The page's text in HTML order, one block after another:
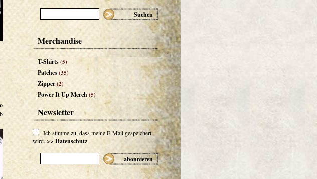
Suchen
Merchandise
T-Shirts(5)
Patches(35)
Zipper(2)
Power It Up Merch(5)
Newsletter
Ich stimme zu, dass meine E-Mail gespeichert
wird. >> Datenschutz
abonnieren